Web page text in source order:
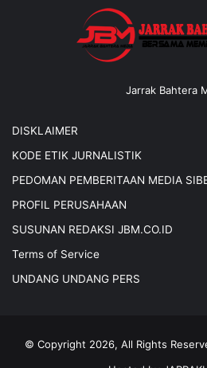
Jarrak Bahtera
DISKLAIMER
KODE ETIK JURNALISTIK
PEDOMAN PEMBERITAAN MEDIA
PROFIL PERUSAHAAN
SUSUNAN REDAKSI JBM.CO.ID
Terms of Service
UNDANG UNDANG PERS
© Copyright 2026, All Rights